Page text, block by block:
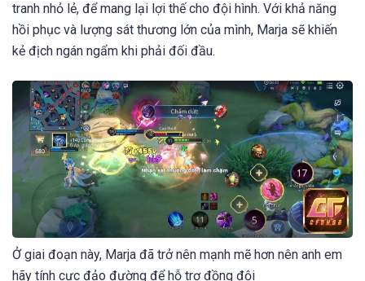
tranh nhỏ lẻ, để mang lại lợi thế cho đội hình. Với khả năng
hồi phục và lượng sát thương lớn của mình, Marja sẽ khiến
kẻ địch ngán ngẩm khi phải đối đầu.
Ở giai đoạn này, Marja đã trở nên mạnh mẽ hơn nên anh em
hãy tính cực đảo đường để hỗ trợ đồng đội